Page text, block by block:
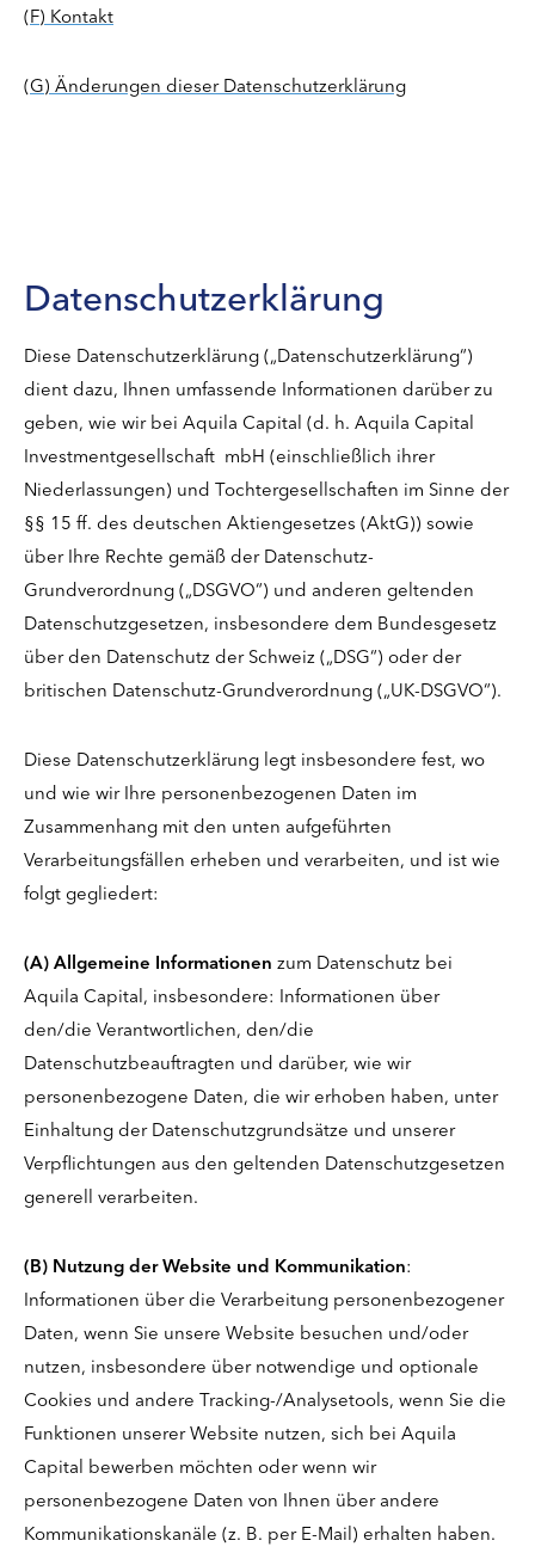
(F) Kontakt
(G) Änderungen dieser Datenschutzerklärung
Datenschutzerklärung
Diese Datenschutzerklärung („Datenschutzerklärung“)
dient dazu, Ihnen umfassende Informationen darüber zu
geben, wie wir bei Aquila Capital (d. h. Aquila Capital
Investmentgesellschaft mbH (einschließlich ihrer
Niederlassungen) und Tochtergesellschaften im Sinne der
§§ 15 ff. des deutschen Aktiengesetzes (AktG)) sowie
über Ihre Rechte gemäß der Datenschutz-
Grundverordnung („DSGVO“) und anderen geltenden
Datenschutzgesetzen, insbesondere dem Bundesgesetz
über den Datenschutz der Schweiz („DSG“) oder der
britischen Datenschutz-Grundverordnung („UK-DSGVO“).
Diese Datenschutzerklärung legt insbesondere fest, wo
und wie wir Ihre personenbezogenen Daten im
Zusammenhang mit den unten aufgeführten
Verarbeitungsfällen erheben und verarbeiten, und ist wie
folgt gegliedert:
(A) Allgemeine Informationen zum Datenschutz bei
Aquila Capital, insbesondere: Informationen über
den/die Verantwortlichen, den/die
Datenschutzbeauftragten und darüber, wie wir
personenbezogene Daten, die wir erhoben haben, unter
Einhaltung der Datenschutzgrundsätze und unserer
Verpflichtungen aus den geltenden Datenschutzgesetzen
generell verarbeiten.
(B) Nutzung der Website und Kommunikation:
Informationen über die Verarbeitung personenbezogener
Daten, wenn Sie unsere Website besuchen und/oder
nutzen, insbesondere über notwendige und optionale
Cookies und andere Tracking-/Analysetools, wenn Sie die
Funktionen unserer Website nutzen, sich bei Aquila
Capital bewerben möchten oder wenn wir
personenbezogene Daten von Ihnen über andere
Kommunikationskanäle (z. B. per E-Mail) erhalten haben.